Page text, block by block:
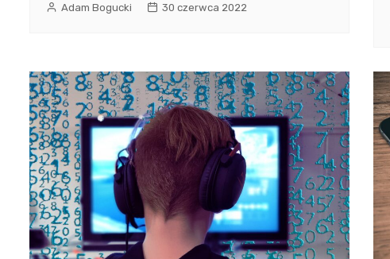
Adam Bogucki 30 czerwca 2022